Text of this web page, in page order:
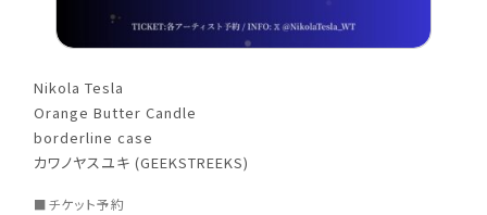
Nikola Tesla
Orange Butter Candle
borderline case
カワノヤスユキ (GEEKSTREEKS)
■チケット予約